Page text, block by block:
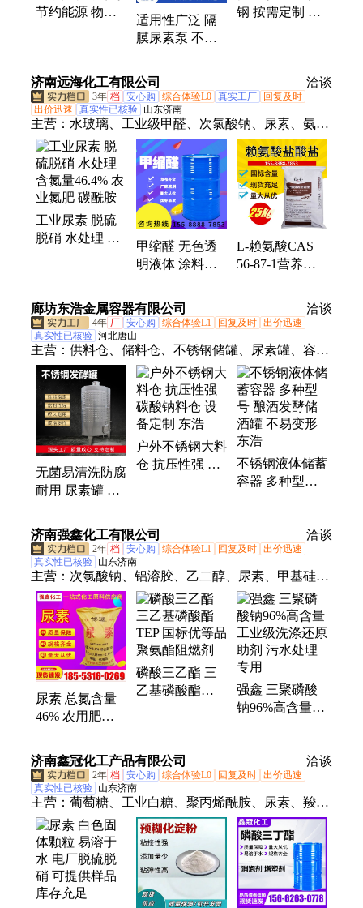
节约能源 物美
适用性广泛 隔
膜尿素泵 不锈
产 恒盛泵业
钢 按需定制 适
济南远海化工有限公司 洽谈
3年 档 安心购 综合体验L0 真实工厂
回复及时
出价迅速
真实性已核验 山东济南
主营： 水玻璃、工业级甲醛、次氯酸钠、尿素、氨
水、二氯甲烷、磷酸、冰醋酸、二甲基甲酰胺、甲
酸、苯酚、片碱、液碱、多聚甲醛、硫酸铜、铬酸
酐、过碳酸钠、蒸馏水、软水盐、草酸、漂白粉、速
溶硅酸钠、碳酸二甲酯、三氯乙烯、EDTA二钠、大
苏打
工业尿素 脱硫
脱硝 水处理 含
甲缩醛 无色透
明液体 涂料稀
CAS109-87-5
L-赖氨酸CAS
56-87-1营养强
廊坊东浩金属容器有限公司 洽谈
4年 厂 安心购 综合体验L1 回复及时 出价迅速
真实性已核验 河北唐山
主营： 供料仓、储料仓、不锈钢储罐、尿素罐、容器
罐、发酵罐、储料罐、牛奶罐、铝储罐、硝酸罐、缓
存仓、保温罐、储物罐、化工罐、储油罐、不锈钢搅
拌罐、储酸罐、白酒罐、储酒罐、储粮仓、化工能
源、管链输送、化工颜料、橡胶食品、不锈钢料仓
无菌易清洗防腐
耐用 尿素罐 尿
制药味精 东浩
户外不锈钢大料
仓 抗压性强 碳
不锈钢液体储蓄
容器 多种型号
济南强鑫化工有限公司
洽谈
2年 档 安心购 综合体验L1 回复及时 出价迅速
真实性已核验 山东济南
主营： 次氯酸钠、铝溶胶、乙二醇、尿素、甲基硅
酸、三乙醇胺、二甲基亚砜、液体泡花碱、液碱、氢
氧化钠、蒸馏水去离子水、二氯甲烷、软水盐、
DMF、二甲基甲酰胺、聚乙二醇200、400、600、水
玻璃、乙醇、甲酸、草酸、大苏打、冰醋酸、苯酚、
氨水
尿素 总氮含量
46% 农用肥料
晶体颗粒
磷酸三乙酯 三
乙基磷酸酯
强鑫 三聚磷酸
钠96%高含量
济南鑫冠化工产品有限公司 洽谈
2年 档 安心购 综合体验L0 回复及时 出价迅速
真实性已核验 山东济南
主营： 葡萄糖、工业白糖、聚丙烯酰胺、尿素、羧甲
基纤维素、木质素磺酸钠、edta四钠、聚合氯化铝、
草酸、三氯异氰尿酸、碳酸钾、磷酸三钠、醋酸钠、
聚合硫酸铁、甲酸钙